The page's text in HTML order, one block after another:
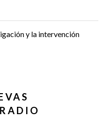
y la intervención